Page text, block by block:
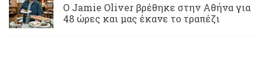
Ο Jamie Oliver βρέθηκε στην Αθήνα για
48 ώρες και μας έκανε το τραπέζι